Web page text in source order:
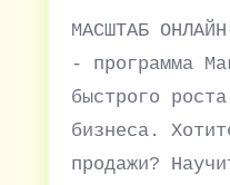
МАСШТАБ
- программа
быстрого
бизнеса.
продажи?